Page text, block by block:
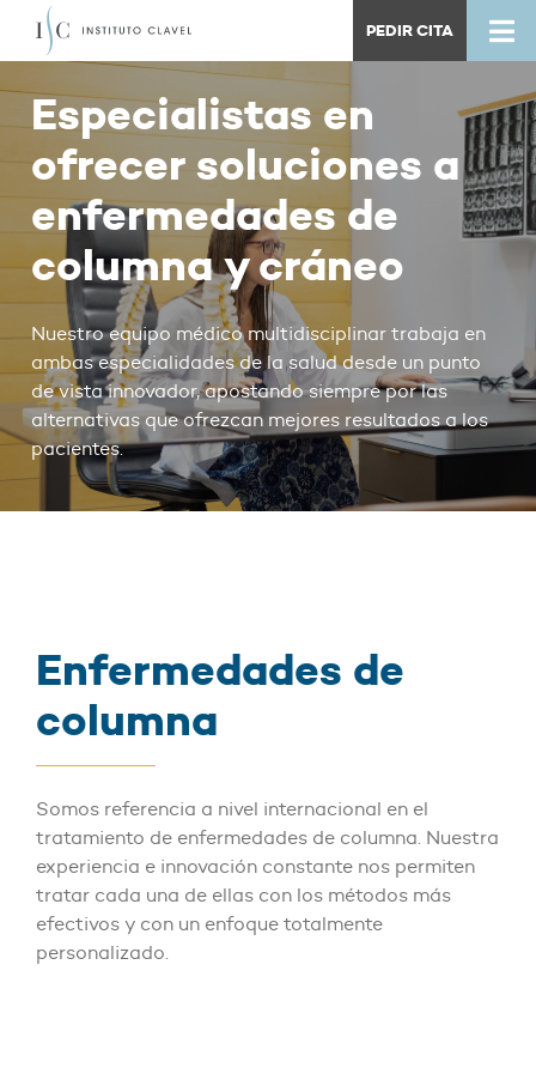
PEDIR CITA
Especialistas en
ofrecer soluciones a
enfermedades de
columna y cráneo
Nuestro equipo médico multidisciplinar trabaja en
ambas especialidades de la salud desde un punto
de vista innovador, apostando siempre por las
alternativas que ofrezcan mejores resultados a los
pacientes.
Enfermedades de
columna
Somos referencia a nivel internacional en el
tratamiento de enfermedades de columna. Nuestra
experiencia e innovación constante nos permiten
tratar cada una de ellas con los métodos más
efectivos y con un enfoque totalmente
personalizado.